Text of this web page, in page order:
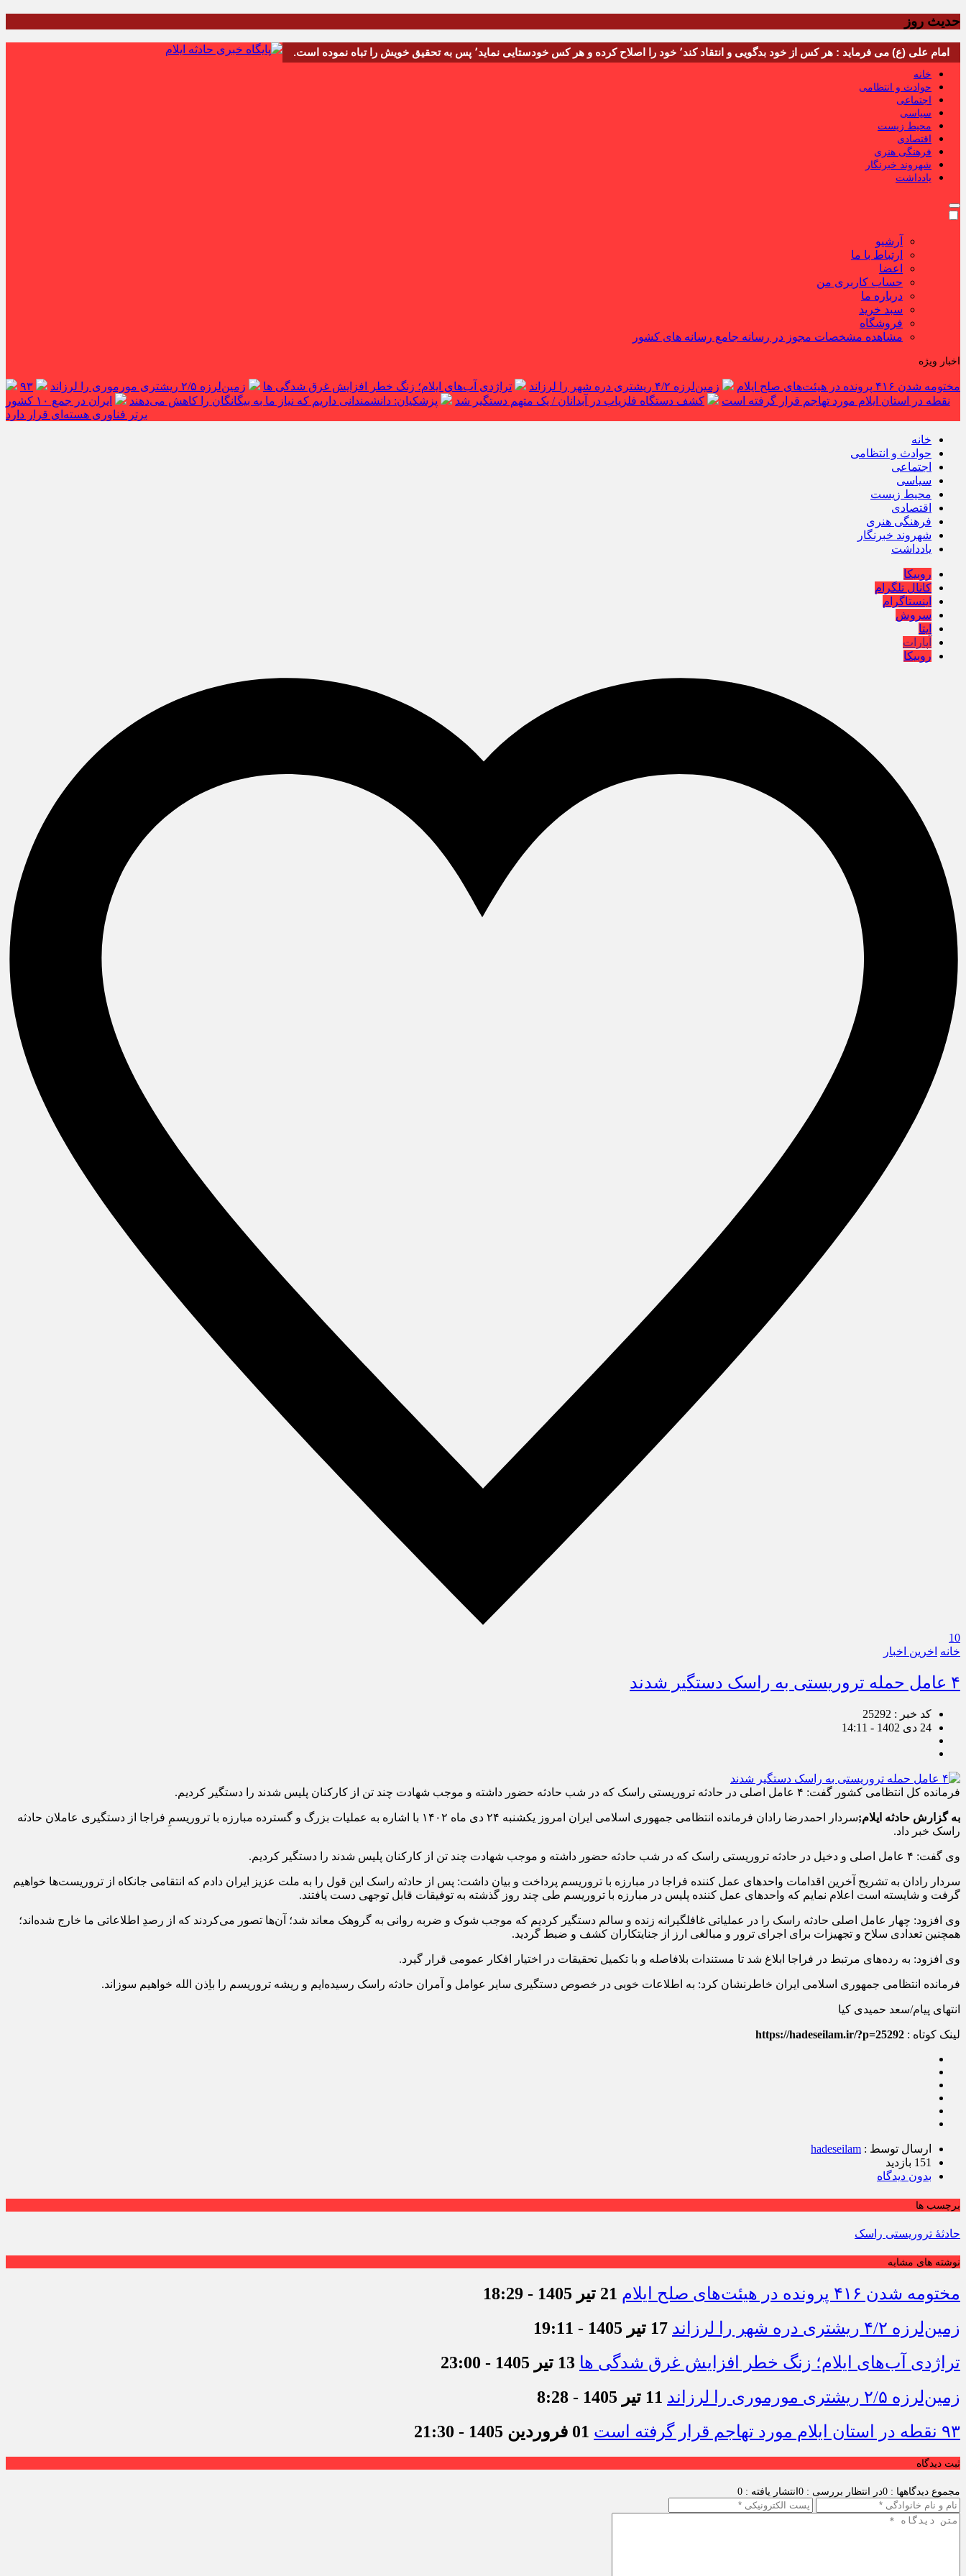
حدیث روز
امام علی (ع) می فرماید : هر کس از خود بدگویی و انتقاد کند٬ خود را اصلاح کرده و هر کس خودستایی نماید٬ پس به تحقیق خویش را تباه نموده است.
خانه
حوادث و انتظامی
اجتماعی
سیاسی
محیط زیست
اقتصادی
فرهنگی هنری
شهروند خبرنگار
یادداشت
آرشیو
ارتباط با ما
اعضا
حساب کاربری من
درباره ما
سبد خرید
فروشگاه
مشاهده مشخصات مجوز در رسانه جامع رسانه های کشور
اخبار ویژه
مختومه شدن ۴۱۶ پرونده در هیئت‌های صلح ایلام زمین‌لرزه ۴/۲ ریشتری دره شهر را لرزاند تراژدی آب‌های ایلام؛ زنگ خطر افزایش غرق شدگی ها زمین‌لرزه ۲/۵ ریشتری مورموری را لرزاند
۹۳
نقطه در استان ایلام مورد تهاجم قرار گرفته است
کشف دستگاه فلزیاب در آبدانان / یک متهم دستگیر شد پزشکیان: دانشمندانی داریم که نیاز ما به بیگانگان را کاهش می‌دهند
ایران در جمع ۱۰ کشور
برتر فناوری هسته‌ای قرار دارد
خانه
حوادث و انتظامی
اجتماعی
سیاسی
محیط زیست
اقتصادی
فرهنگی هنری
شهروند خبرنگار
یادداشت
روبیکا
کانال تلگرام
اینستاگرام
سروش
ایتا
آپارات
روبیکا
10
خانه اخرین اخبار
۴ عامل حمله تروریستی به راسک دستگیر شدند
کد خبر : 25292
24 دی 1402 - 14:11
فرمانده کل انتظامی کشور گفت: ۴ عامل اصلی در حادثه تروریستی راسک که در شب حادثه حضور داشته و موجب شهادت چند تن از کارکنان پلیس شدند را دستگیر کردیم.
به گزارش حادثه ایلام;
سردار احمدرضا رادان فرمانده انتظامی جمهوری اسلامی ایران امروز یکشنبه ۲۴ دی ماه ۱۴۰۲ با اشاره به عملیات بزرگ و گسترده مبارزه با تروریسمِ فراجا از دستگیری عاملان حادثه
راسک خبر داد.
وی گفت: ۴ عامل اصلی و دخیل در حادثه تروریستی راسک که در شب حادثه حضور داشته و موجب شهادت چند تن از کارکنان پلیس شدند را دستگیر کردیم.
سردار رادان به تشریح آخرین اقدامات واحد‌های عمل کننده فراجا در مبارزه با تروریسم پرداخت و بیان داشت: پس از حادثه‌ راسک این قول را به ملت عزیز ایران دادم که انتقامی جانکاه از تروریست‌ها خواهیم
گرفت و شایسته است اعلام نمایم که واحد‌های عمل کننده پلیس در مبارزه با تروریسم طی چند روز گذشته به توفیقات قابل توجهی دست یافتند.
وی افزود: چهار عامل اصلی حادثه راسک را در عملیاتی غافلگیرانه زنده و سالم دستگیر کردیم که موجب شوک و ضربه روانی به گروهک‌ معاند شد؛ آن‌ها تصور می‌کردند که از رصدِ اطلاعاتی ما خارج شده‌اند؛
همچنین تعدادی سلاح و تجهیزات برای اجرای ترور و مبالغی ارز از جنایتکاران کشف و ضبط گردید.
وی افزود: به رده‌های مرتبط در فراجا ابلاغ شد تا مستندات بلافاصله و با تکمیل تحقیقات در اختیار افکار عمومی قرار گیرد.
فرمانده انتظامی جمهوری اسلامی ایران خاطرنشان کرد: به اطلاعات خوبی در خصوص دستگیری سایر عوامل و آمران حادثه راسک رسیده‌ایم و ریشه تروریسم را باِذن الله خواهیم سوزاند.
انتهای پیام/سعد حمیدی کیا
لینک کوتاه : https://hadeseilam.ir/?p=25292
ارسال توسط : hadeseilam
151 بازدید
بدون دیدگاه
برچسب ها
حادثهٔ تروریستی راسک
نوشته های مشابه
مختومه شدن ۴۱۶ پرونده در هیئت‌های صلح ایلام
21 تیر 1405 - 18:29
زمین‌لرزه ۴/۲ ریشتری دره شهر را لرزاند
17 تیر 1405 - 19:11
تراژدی آب‌های ایلام؛ زنگ خطر افزایش غرق شدگی ها 13 تیر 1405 - 23:00
زمین‌لرزه ۲/۵ ریشتری مورموری را لرزاند
11 تیر 1405 - 8:28
۹۳ نقطه در استان ایلام مورد تهاجم قرار گرفته است
01 فروردین 1405 - 21:30
ثبت دیدگاه
مجموع دیدگاهها : 0 در انتظار بررسی : 0 انتشار یافته : 0